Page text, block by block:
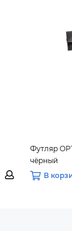
Футляр
чёрный
В